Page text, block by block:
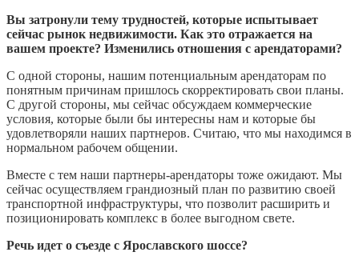
Вы затронули тему трудностей, которые испытывает
сейчас рынок недвижимости. Как это отражается на
вашем проекте? Изменились отношения с арендаторами?
С одной стороны, нашим потенциальным арендаторам по
понятным причинам пришлось скорректировать свои планы.
С другой стороны, мы сейчас обсуждаем коммерческие
условия, которые были бы интересны нам и которые бы
удовлетворяли наших партнеров. Считаю, что мы находимся в
нормальном рабочем общении.
Вместе с тем наши партнеры-арендаторы тоже ожидают. Мы
сейчас осуществляем грандиозный план по развитию своей
транспортной инфраструктуры, что позволит расширить и
позиционировать комплекс в более выгодном свете.
Речь идет о съезде с Ярославского шоссе?